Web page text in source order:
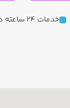
خدمات 24 ساعته در اتاق